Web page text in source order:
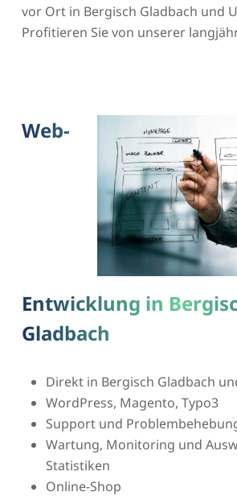
vor Ort in Bergisch Gladbach und
Profitieren Sie von unserer
Web-
Entwicklung in
Gladbach
Direkt in Bergisch Gladbach
WordPress, Magento, Typo3
Support und
Wartung, Monitoring und
Statistiken
Online-Shop